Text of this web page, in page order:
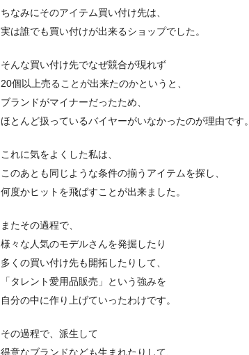
ちなみにそのアイテム買い付け先は、
実は誰でも買い付けが出来るショップでした。
そんな買い付け先でなぜ競合が現れず
20個以上売ることが出来たのかというと、
ブランドがマイナーだったため、
ほとんど扱っているバイヤーがいなかったのが理由です。
これに気をよくした私は、
このあとも同じような条件の揃うアイテムを探し、
何度かヒットを飛ばすことが出来ました。
またその過程で、
様々な人気のモデルさんを発掘したり
多くの買い付け先も開拓したりして、
「タレント愛用品販売」という強みを
自分の中に作り上げていったわけです。
その過程で、派生して
得意なブランドなども生まれたりして、